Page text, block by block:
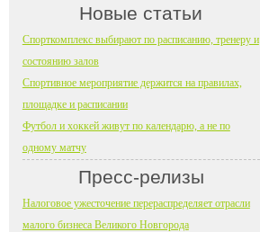
Новые статьи
Спорткомплекс выбирают по расписанию, тренеру и
состоянию залов
Спортивное мероприятие держится на правилах,
площадке и расписании
Футбол и хоккей живут по календарю, а не по
одному матчу
Пресс-релизы
Налоговое ужесточение перераспределяет отрасли
малого бизнеса Великого Новгорода